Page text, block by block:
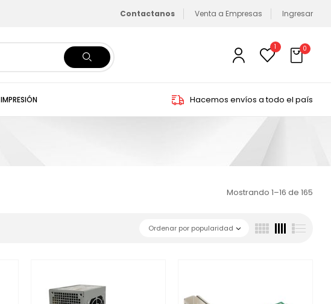
Contactanos Venta a Empresas Ingresar
1 0
IMPRESIÓN Hacemos envíos a todo el país
Mostrando 1–16 de 165
Ordenar por popularidad